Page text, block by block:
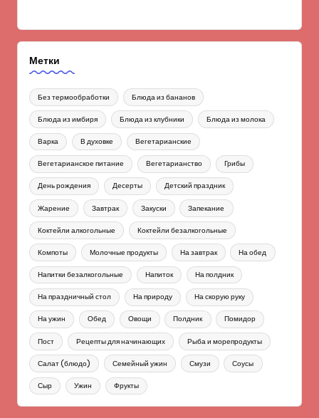
Метки
Без термообработки Блюда из бананов
Блюда из имбиря Блюда из клубники Блюда из молока
Варка В духовке Вегетарианские
Вегетарианское питание Вегетарианство Грибы
День рождения Десерты Детский праздник
Жарение Завтрак Закуски Запекание
Коктейли алкогольные Коктейли безалкогольные
Компоты Молочные продукты На завтрак На обед
Напитки безалкогольные Напиток На полдник
На праздничный стол На природу На скорую руку
На ужин Обед Овощи Полдник Помидор
Пост Рецепты для начинающих Рыба и морепродукты
Салат (блюдо) Семейный ужин Смузи Соусы
Сыр Ужин Фрукты